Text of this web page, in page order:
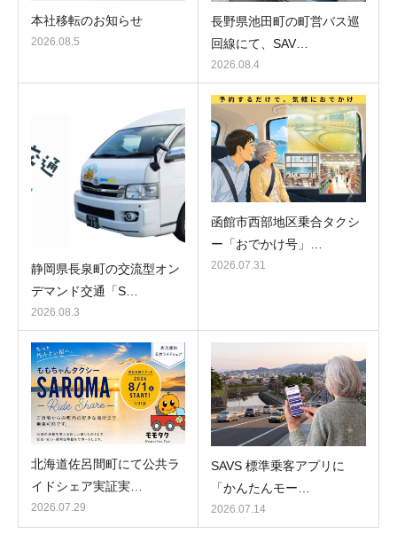
本社移転のお知らせ
2026.08.5
長野県池田町の町営バス巡
回線にて、SAV…
2026.08.4
静岡県長泉町の交流型オン
デマンド交通「S…
2026.08.3
函館市西部地区乗合タクシ
ー「おでかけ号」…
2026.07.31
北海道佐呂間町にて公共ラ
イドシェア実証実…
2026.07.29
SAVS 標準乗客アプリに
「かんたんモー…
2026.07.14